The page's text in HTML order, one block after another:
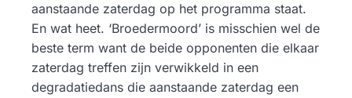
aanstaande zaterdag op het programma staat.
En wat heet. ‘Broedermoord’ is misschien wel de
beste term want de beide opponenten die elkaar
zaterdag treffen zijn verwikkeld in een
degradatiedans die aanstaande zaterdag een